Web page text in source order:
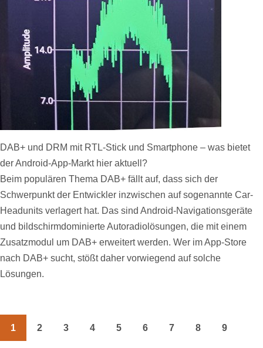
DAB+ und DRM mit RTL-Stick und Smartphone – was bietet
der Android-App-Markt hier aktuell?
Beim populären Thema DAB+ fällt auf, dass sich der
Schwerpunkt der Entwickler inzwischen auf sogenannte Car-
Headunits verlagert hat. Das sind Android-Navigationsgeräte
und bildschirmdominierte Autoradiolösungen, die mit einem
Zusatzmodul um DAB+ erweitert werden. Wer im App-Store
nach DAB+ sucht, stößt daher vorwiegend auf solche
Lösungen.
Seitennummerierung
1 2 3 4 5 6 7 8 9